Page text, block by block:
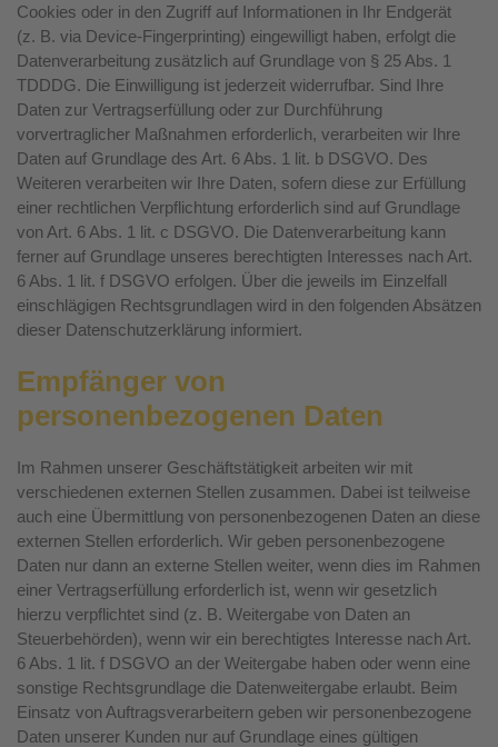
Cookies oder in den Zugriff auf Informationen in Ihr Endgerät
(z. B. via Device-Fingerprinting) eingewilligt haben, erfolgt die
Datenverarbeitung zusätzlich auf Grundlage von § 25 Abs. 1
TDDDG. Die Einwilligung ist jederzeit widerrufbar. Sind Ihre
Daten zur Vertragserfüllung oder zur Durchführung
vorvertraglicher Maßnahmen erforderlich, verarbeiten wir Ihre
Daten auf Grundlage des Art. 6 Abs. 1 lit. b DSGVO. Des
Weiteren verarbeiten wir Ihre Daten, sofern diese zur Erfüllung
einer rechtlichen Verpflichtung erforderlich sind auf Grundlage
von Art. 6 Abs. 1 lit. c DSGVO. Die Datenverarbeitung kann
ferner auf Grundlage unseres berechtigten Interesses nach Art.
6 Abs. 1 lit. f DSGVO erfolgen. Über die jeweils im Einzelfall
einschlägigen Rechtsgrundlagen wird in den folgenden Absätzen
dieser Datenschutzerklärung informiert.
Empfänger von
personenbezogenen Daten
Im Rahmen unserer Geschäftstätigkeit arbeiten wir mit
verschiedenen externen Stellen zusammen. Dabei ist teilweise
auch eine Übermittlung von personenbezogenen Daten an diese
externen Stellen erforderlich. Wir geben personenbezogene
Daten nur dann an externe Stellen weiter, wenn dies im Rahmen
einer Vertragserfüllung erforderlich ist, wenn wir gesetzlich
hierzu verpflichtet sind (z. B. Weitergabe von Daten an
Steuerbehörden), wenn wir ein berechtigtes Interesse nach Art.
6 Abs. 1 lit. f DSGVO an der Weitergabe haben oder wenn eine
sonstige Rechtsgrundlage die Datenweitergabe erlaubt. Beim
Einsatz von Auftragsverarbeitern geben wir personenbezogene
Daten unserer Kunden nur auf Grundlage eines gültigen